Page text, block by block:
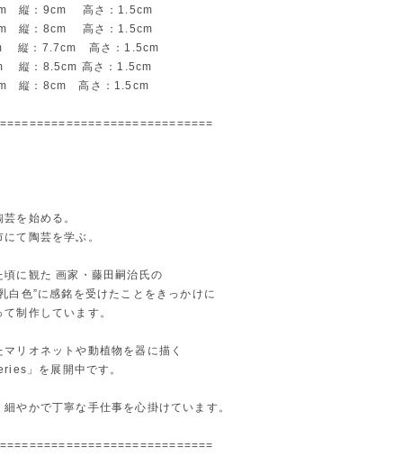
縦：9cm 高さ：1.5cm
縦：8cm 高さ：1.5cm
縦：7.7cm 高さ：1.5cm
縦：8.5cm 高さ：1.5cm
縦：8cm 高さ：1.5cm
を始める。
て陶芸を学ぶ。
頃に観た 画家・藤田嗣治氏の
白色”に感銘を受けたことをきっかけに
制作しています。
リオネットや動植物を器に描く
」を展開中です。
やかで丁寧な手仕事を心掛けています。